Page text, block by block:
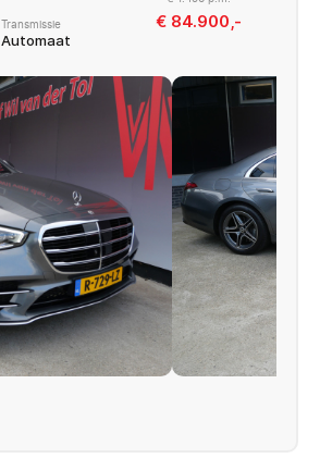
Transmissie
Automaat
€ 84.900,-